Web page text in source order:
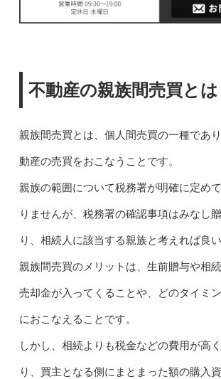
不動産の親族間売買とは
親族間売買とは、個人間売買の一種であ
動産の売買をおこなうことです。
親族の範囲について税務署が明確に定め
りませんが、税務署の確認事項はみなし
り、相続人に該当する親族と考えれば良い
親族間売買のメリットは、生前贈与や相
売却金が入ってくることや、どのタイミ
におこなえることです。
しかし、相続よりも税金などの費用が高
り、買主となる側にまとまった額の購入